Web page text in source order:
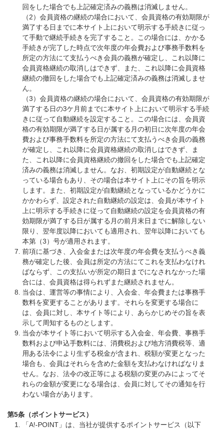
回をした場合でも上記確定済みの義務は消滅しません。
（2）会員資格の継続の場合において、会員資格の有効期限が
満了する日までに本サイト上において明示する手続きに従っ
て手動で継続手続きを完了すること。この場合には、かかる
手続きが完了した時点で次年度の年会費および事務手数料を
所定の方法にて支払うべき会員の義務が確定し、これ以降に
会員資格継続の取消しはできず、また、これ以降に会員資格
継続の撤回をした場合でも上記確定済みの義務は消滅しませ
ん。
（3）会員資格の継続の場合において、会員資格の有効期限が
満了する日の3ケ月前までに本サイト上において明示する手続
きに従って自動継続を設定すること。この場合には、会員資
格の有効期限が満了する日が属する月の初日に次年度の年会
費および事務手数料を所定の方法にて支払うべき会員の義務
が確定し、これ以降に会員資格継続の取消しはできず、ま
た、これ以降に会員資格継続の撤回をした場合でも上記確定
済みの義務は消滅しません。なお、初期設定が自動継続とな
っている場合もあり、その場合は本サイト上にその旨を明示
します。また、初期設定が自動継続となっているかどうかに
かかわらず、設定された自動継続の設定は、会員が本サイト
上に明示する手続きに従って自動継続の設定を会員資格の有
効期限が満了する日が属する月の前月末日までに解除しない
限り、翌年度以降においても適用され、翌年以降においても
本第（3）号が適用されます。
前項に基づき、入会金または次年度の年会費を支払うべき義
務が確定した後、会員は所定の方法にてこれを支払わなけれ
ばならず、この支払いが所定の期日までになされなかった場
合には、会員資格は得られずまた継続されません。
当会は、運営等の事情により、入会金、年会費または事務手
数料を変更することがあります。それらを変更する場合に
は、会員に対し、本サイト等により、あらかじめその旨を表
示して周知するものとします。
当会が本サイト等において明示する入会金、年会費、事務手
数料および申込手数料には、消費税および地方消費税等、適
用ある法令により生ずる税金が含まれ、税額が変更となった
場合も、会員はそれらを含めた金額を支払わなければなりま
せん。なお、法令の改正等による税額の変更のみによってそ
れらの金額が変更になる場合は、会員に対してその通知を行
わない場合があります。
第5条（ポイントサービス）
「A!-POINT」は、当社が提供するポイントサービス（以下